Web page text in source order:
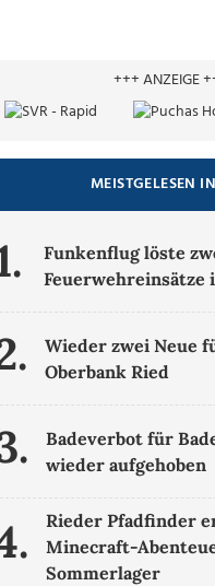
+++ ANZEIGE
MEISTGELESEN
Funkenflug löste
Feuerwehreinsätze
Wieder zwei Neue
Oberbank Ried
Badeverbot für
wieder aufgehoben
Rieder Pfadfinder
Minecraft-
Sommerlager